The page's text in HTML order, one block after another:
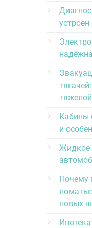
Кабины
и
Жидкое
Почему
новых